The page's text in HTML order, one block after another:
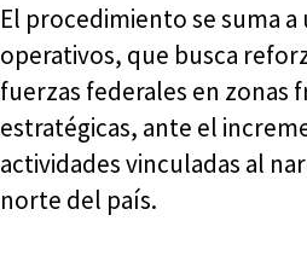
El procedimiento se suma a
operativos, que busca
fuerzas federales en zonas
estratégicas, ante el
actividades vinculadas al
norte del país.